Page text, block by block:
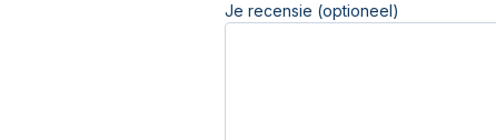
Je recensie (optioneel)